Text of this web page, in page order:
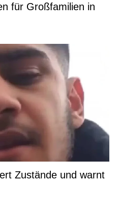
für Großfamilien in
Zustände und warnt